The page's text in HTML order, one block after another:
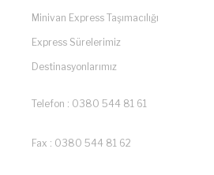
Minivan Express Taşımacılığı
Express Sürelerimiz
Destinasyonlarımız
Telefon : 0380 544 81 61
Fax : 0380 544 81 62